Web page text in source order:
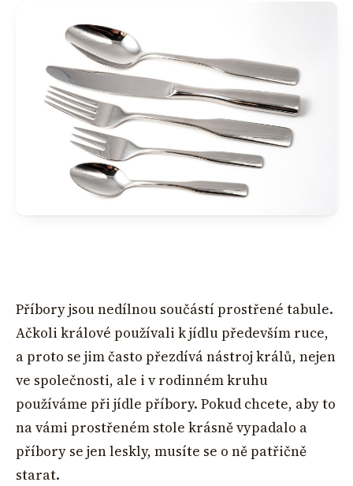
Příbory jsou nedílnou součástí prostřené tabule.
Ačkoli králové používali k jídlu především ruce,
a proto se jim často přezdívá nástroj králů, nejen
ve společnosti, ale i v rodinném kruhu
používáme při jídle příbory. Pokud chcete, aby to
na vámi prostřeném stole krásně vypadalo a
příbory se jen leskly, musíte se o ně patřičně
starat.